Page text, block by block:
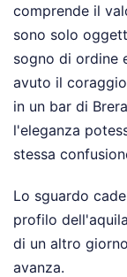
comprende il
sono solo
sogno di ordine
avuto il
in un bar di
l'eleganza
stessa
Lo sguardo
profilo
di un altro
avanza.